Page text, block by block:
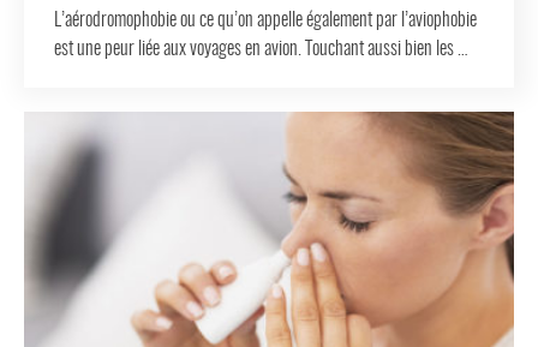
L’aérodromophobie ou ce qu’on appelle également par l’aviophobie
est une peur liée aux voyages en avion. Touchant aussi bien les …